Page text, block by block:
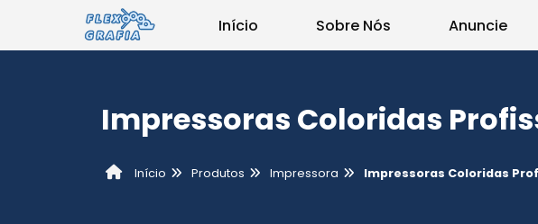
Início Sobre Nós Anuncie
Impressoras Coloridas
Início Produtos Impressora Impressoras Coloridas